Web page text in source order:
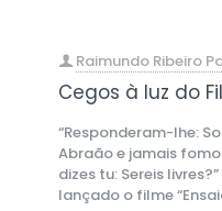
Raimundo Ribeiro
Cegos à luz do
“Responderam-lhe:
Abraão e jamais
dizes tu: Sereis
lançado o filme